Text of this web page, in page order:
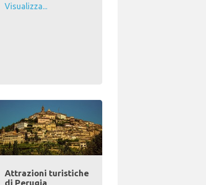
Visualizza...
Attrazioni turistiche
di Perugia